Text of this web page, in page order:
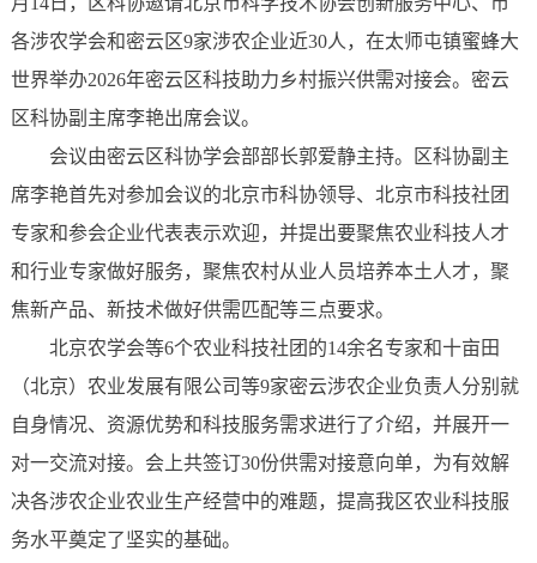
各涉农学会和密云区9家涉农企业近30人，在太师屯镇蜜蜂大
世界举办2026年密云区科技助力乡村振兴供需对接会。密云
区科协副主席李艳出席会议。
会议由密云区科协学会部部长郭爱静主持。区科协副主
席李艳首先对参加会议的北京市科协领导、北京市科技社团
专家和参会企业代表表示欢迎，并提出要聚焦农业科技人才
和行业专家做好服务，聚焦农村从业人员培养本土人才，聚
焦新产品、新技术做好供需匹配等三点要求。
北京农学会等6个农业科技社团的14余名专家和十亩田
（北京）农业发展有限公司等9家密云涉农企业负责人分别就
自身情况、资源优势和科技服务需求进行了介绍，并展开一
对一交流对接。会上共签订30份供需对接意向单，为有效解
决各涉农企业农业生产经营中的难题，提高我区农业科技服
务水平奠定了坚实的基础。